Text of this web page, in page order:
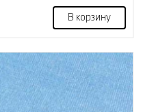
В корзину